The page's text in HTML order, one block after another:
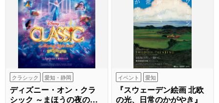
ディズニー・オン・クラ
シック ～まほうの夜の音
クラシック 愛知・静岡
『スウェーデン絵画 北欧
の光、日常のかがやき』
イベント 愛知